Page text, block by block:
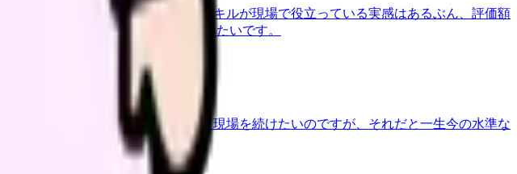
の負担は何倍にも増えました。スキルが現場で役立っている実感はあるぶん、評価額
ベテランの方の考え方を聞いてみたいです。
目指す気持ちは今のところなく、現場を続けたいのですが、それだと一生今の水準な
つけているのでしょうか。